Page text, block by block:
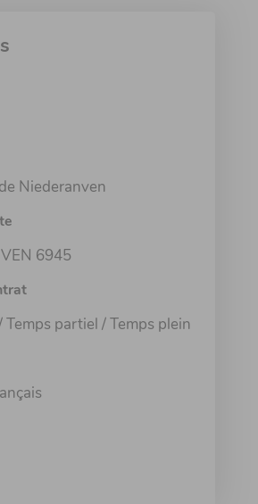
Niederanven
6945
Temps partiel / Temps plein